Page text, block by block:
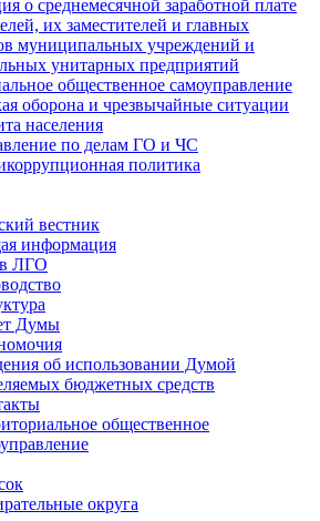
о среднемесячной заработной плате
их заместителей и главных
муниципальных учреждений и
унитарных предприятий
общественное самоуправление
оборона и чрезвычайные ситуации
населения
по делам ГО и ЧС
политика
вестник
информация
ЛГО
Думы
об использовании Думой
бюджетных средств
общественное
округа